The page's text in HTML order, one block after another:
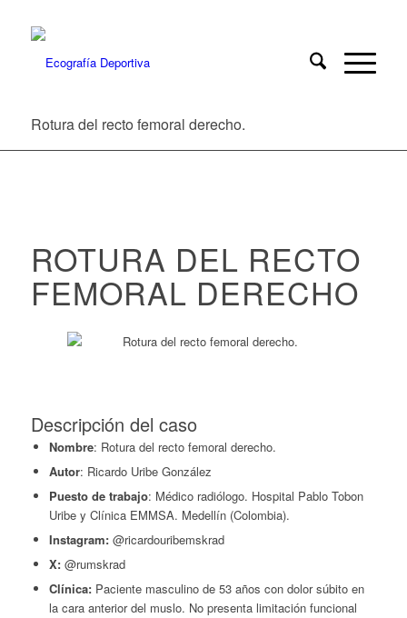
Rotura del recto femoral derecho.
ROTURA DEL RECTO
FEMORAL DERECHO
Descripción del caso
Nombre: Rotura del recto femoral derecho.
Autor: Ricardo Uribe González
Puesto de trabajo: Médico radiólogo. Hospital Pablo Tobon
Uribe y Clínica EMMSA. Medellín (Colombia).
Instagram:@ricardouribemskrad
X:@rumskrad
Clínica:Paciente masculino de 53 años con dolor súbito en
la cara anterior del muslo. No presenta limitación funcional